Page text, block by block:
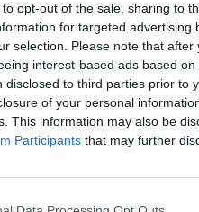
to opt-out of the sale, sharing to
for targeted
selection. Please note that
interest-based ads based
disclosed to third parties prior to
of your personal
This information may also be
Participants that may further